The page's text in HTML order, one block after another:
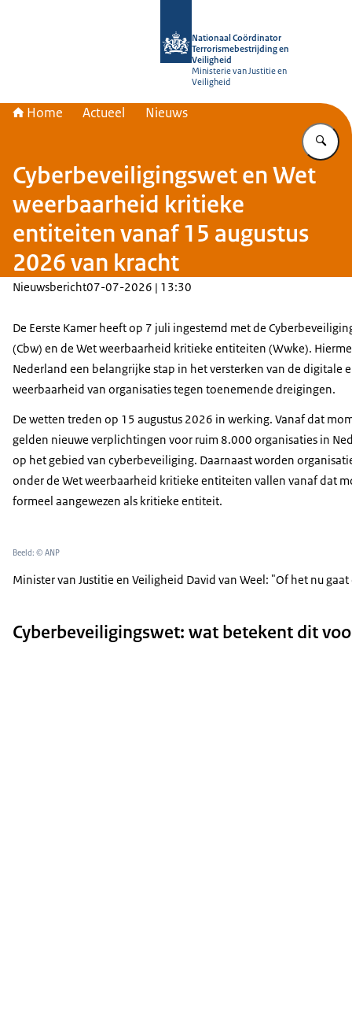
Nationaal Coördinator
Terrorismebestrijding en
Veiligheid
Ministerie van Justitie en
Veiligheid
Home Actueel Nieuws
Cyberbeveiligingswet en Wet
weerbaarheid kritieke
entiteiten vanaf 15 augustus
2026 van kracht
Nieuwsbericht07-07-2026 | 13:30
De Eerste Kamer heeft op 7 juli ingestemd met de
(Cbw) en de Wet weerbaarheid kritieke entiteiten (Wwke).
Nederland een belangrijke stap in het versterken van de digitale
weerbaarheid van organisaties tegen toenemende dreigingen.
De wetten treden op 15 augustus 2026 in werking. Vanaf dat
gelden nieuwe verplichtingen voor ruim 8.000 organisaties in
op het gebied van cyberbeveiliging. Daarnaast worden
onder de Wet weerbaarheid kritieke entiteiten vallen vanaf dat
formeel aangewezen als kritieke entiteit.
Beeld: © ANP
Minister van Justitie en Veiligheid David van Weel: "Of het nu
Cyberbeveiligingswet: wat betekent dit